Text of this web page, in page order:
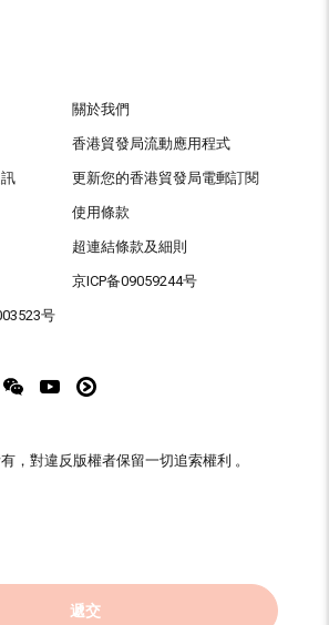
遞交
關於我們
香港貿發局流動應用程式
更新您的香港貿發局電郵訂閱
使用條款
超連結條款及細則
京ICP备09059244号
号
，對違反版權者保留一切追索權利 。